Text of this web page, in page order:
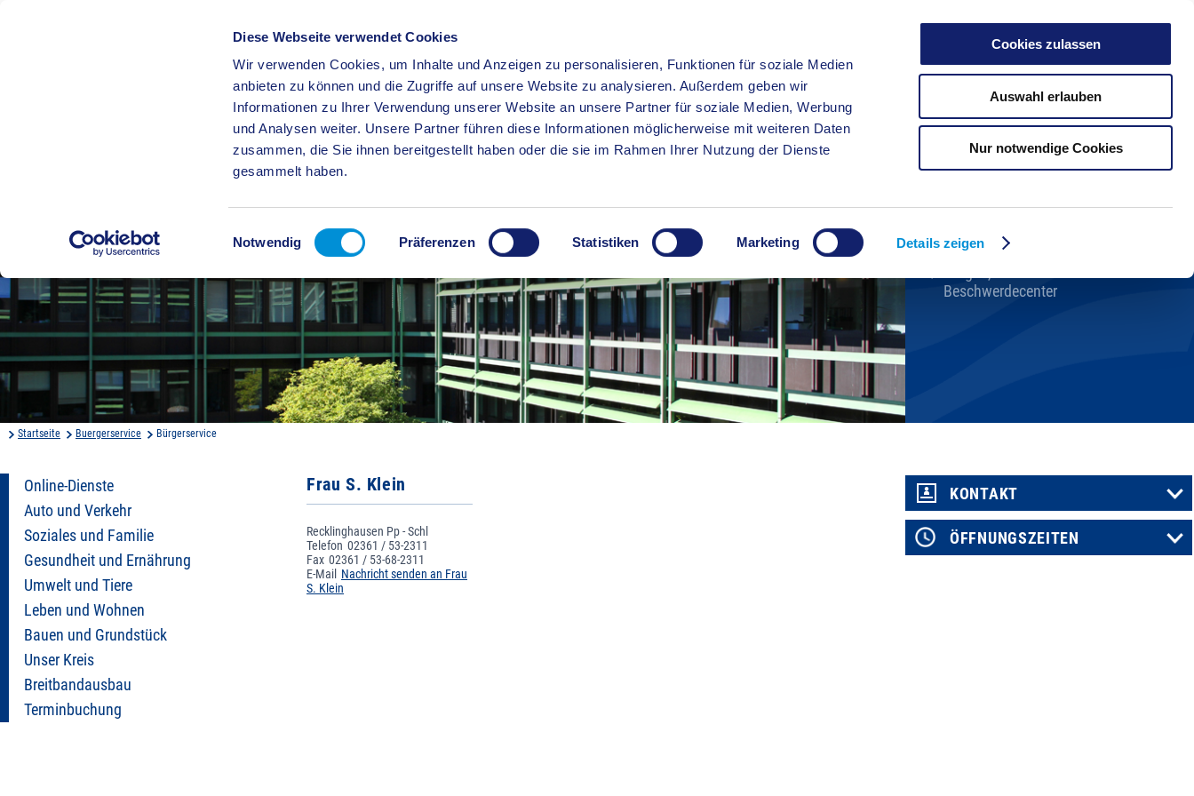
Diese Webseite verwendet Cookies
Wir verwenden Cookies, um Inhalte und Anzeigen zu personalisieren, Funktionen für soziale Medien
anbieten zu können und die Zugriffe auf unsere Website zu analysieren. Außerdem geben wir
Informationen zu Ihrer Verwendung unserer Website an unsere Partner für soziale Medien, Werbung
und Analysen weiter. Unsere Partner führen diese Informationen möglicherweise mit weiteren Daten
zusammen, die Sie ihnen bereitgestellt haben oder die sie im Rahmen Ihrer Nutzung der Dienste
gesammelt haben.
Einwilligungsauswahl
Notwendig Präferenzen Statistiken Marketing Details zeigen
Cookies zulassen
Auswahl erlauben
Nur notwendige Cookies
BÜRGERSERVICE KREISHAUS WIRTSCHAFT BILDUNG
Kreisverwaltung A-Z
Karriere beim Kreis
Beschwerdecenter
Startseite Buergerservice Bürgerservice
Online-Dienste
Auto und Verkehr
Soziales und Familie
Gesundheit und Ernährung
Umwelt und Tiere
Leben und Wohnen
Bauen und Grundstück
Unser Kreis
Breitbandausbau
Terminbuchung
Frau S. Klein
Recklinghausen Pp - Schl
Telefon 02361 / 53-2311
Fax 02361 / 53-68-2311
E-Mail Nachricht senden an Frau
S. Klein
KONTAKT
ÖFFNUNGSZEITEN